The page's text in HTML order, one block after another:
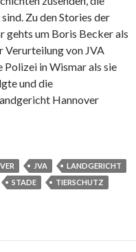
Zu den Stories der
gehts um Boris Becker als
Verurteilung von JVA
Polizei in Wismar als sie
und die
Hannover
JVA
LANDGERICHT
STADE
TIERSCHUTZ